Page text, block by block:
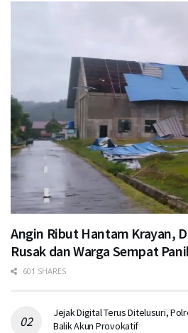
Angin Ribut Hantam Krayan,
Rusak dan Warga Sempat
601 SHARES
Jejak Digital Terus Ditelusuri,
Balik Akun Provokatif